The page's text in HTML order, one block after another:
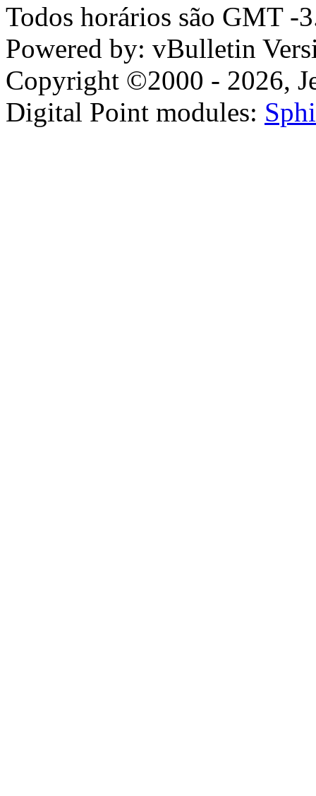
Todos horários são GMT -
Powered by: vBulletin
Copyright ©2000 - 2026,
Digital Point modules: